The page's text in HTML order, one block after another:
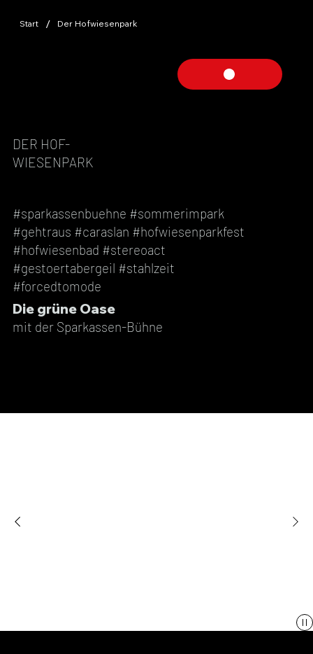
Start / Der Hofwiesenpark
DER HOF-
WIESENPARK
#sparkassenbuehne #sommerimpark
#gehtraus #caraslan #hofwiesenparkfest
#hofwiesenbad #stereoact
#gestoertabergeil #stahlzeit
#forcedtomode
Die grüne Oase
mit der Sparkassen-Bühne